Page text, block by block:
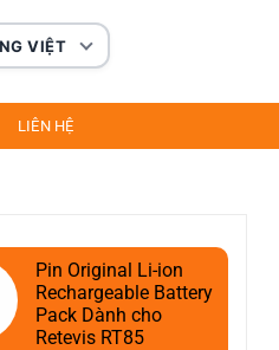
VIỆT
LIÊN HỆ
Pin Original Li-ion
Rechargeable Battery
Pack Dành cho
Retevis RT85